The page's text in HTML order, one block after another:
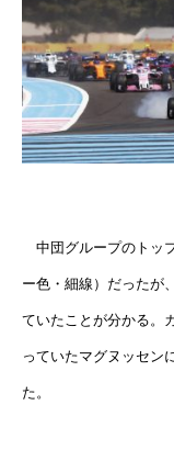
中団グループのトッ
ー色・細線）だったが
ていたことが分かる。
っていたマグヌッセン
た。